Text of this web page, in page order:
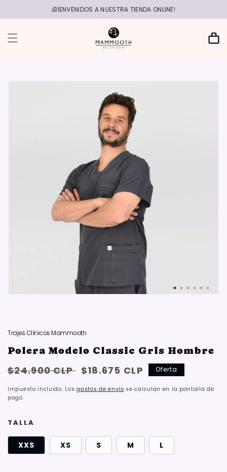
contenido
¡BIENVENIDOS A NUESTRA TIENDA ONLINE!
Carrito
Trajes Clínicos Mammooth
Polera Modelo Classic Gris Hombre
Precio
$24.900 CLP Oferta:
saved_amount
$18.675 CLP Oferta
Impuesto incluido. Losgastos de envío se calculan en la pantalla de
pago.
TALLA
XXS XS S M L